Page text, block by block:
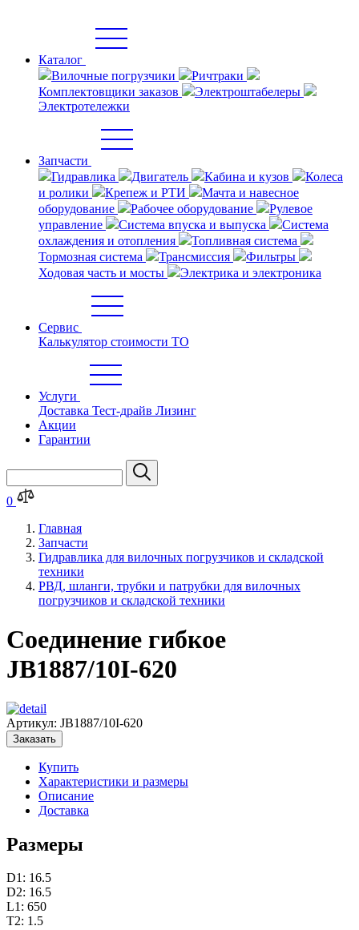
Каталог
Вилочные погрузчики
Ричтраки
Комплектовщики заказов
Электроштабелеры
Электротележки
Запчасти
Гидравлика
Двигатель Кабина и кузов
Колеса
и ролики
Крепеж и РТИ
Мачта и навесное
оборудование
Рабочее оборудование
Рулевое
управление
Система впуска и выпуска
Система
охлаждения и отопления
Топливная система
Тормозная система
Трансмиссия
Фильтры
Ходовая часть и мосты
Электрика и электроника
Сервис
Калькулятор стоимости ТО
Услуги
Доставка Тест-драйв Лизинг
Акции
Гарантии
0
Главная
Запчасти
Гидравлика для вилочных погрузчиков и складской
техники
РВД, шланги, трубки и патрубки для вилочных
погрузчиков и складской техники
Соединение гибкое
JB1887/10I-620
Артикул: JB1887/10I-620
Заказать
Купить
Характеристики и размеры
Описание
Доставка
Размеры
D1: 16.5
D2: 16.5
L1: 650
T2: 1.5